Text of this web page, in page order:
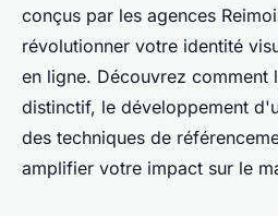
conçus par les agences
révolutionner votre identité
en ligne. Découvrez comment
distinctif, le développement
des techniques de
amplifier votre impact sur le